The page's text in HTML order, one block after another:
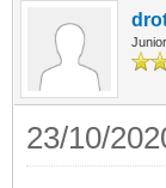
23/10/